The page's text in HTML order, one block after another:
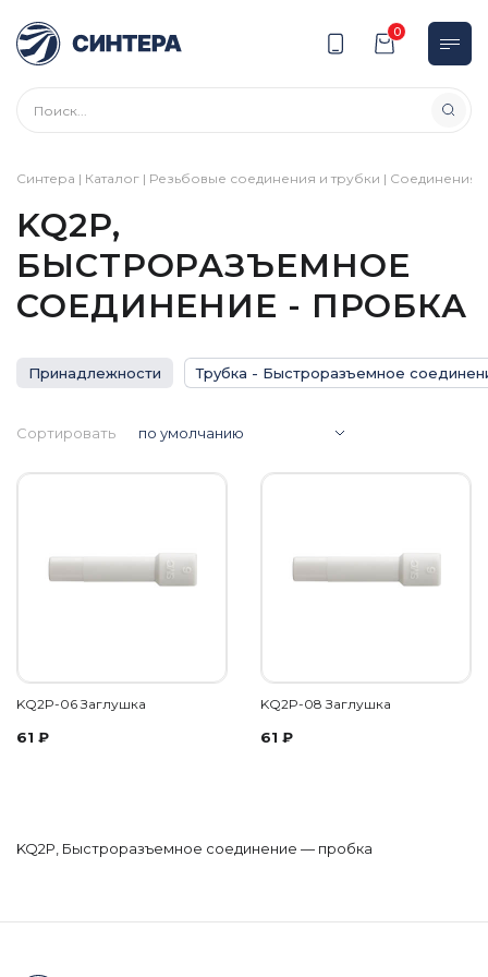
0
Синтера | Каталог | Резьбовые соединения и трубки | Соединения
KQ2P,
БЫСТРОРАЗЪЕМНОЕ
СОЕДИНЕНИЕ - ПРОБКА
Принадлежности Трубка - Быстроразъемное
Сортировать
KQ2P-06 Заглушка
61 ₽
KQ2P-08 Заглушка
61 ₽
KQ2P, Быстроразъемное соединение — пробка